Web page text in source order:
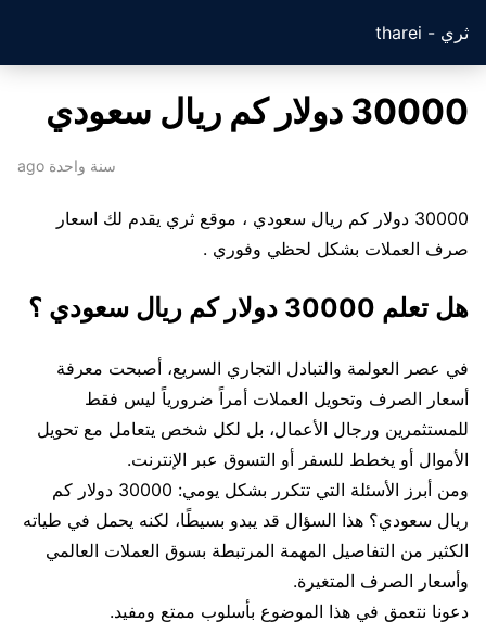
ثري - tharei
30000 دولار كم ريال سعودي
سنة واحدة ago
30000 دولار كم ريال سعودي ، موقع ثري يقدم لك اسعار
صرف العملات بشكل لحظي وفوري .
هل تعلم 30000 دولار كم ريال سعودي ؟
في عصر العولمة والتبادل التجاري السريع، أصبحت معرفة
أسعار الصرف وتحويل العملات أمراً ضرورياً ليس فقط
للمستثمرين ورجال الأعمال، بل لكل شخص يتعامل مع تحويل
الأموال أو يخطط للسفر أو التسوق عبر الإنترنت.
ومن أبرز الأسئلة التي تتكرر بشكل يومي: 30000 دولار كم
ريال سعودي؟ هذا السؤال قد يبدو بسيطًا، لكنه يحمل في طياته
الكثير من التفاصيل المهمة المرتبطة بسوق العملات العالمي
وأسعار الصرف المتغيرة.
دعونا نتعمق في هذا الموضوع بأسلوب ممتع ومفيد.